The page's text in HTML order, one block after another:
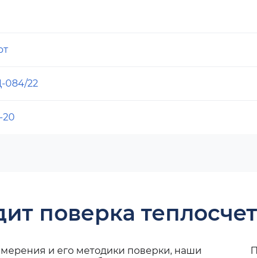
22
поверка
и его методики поверки, наши